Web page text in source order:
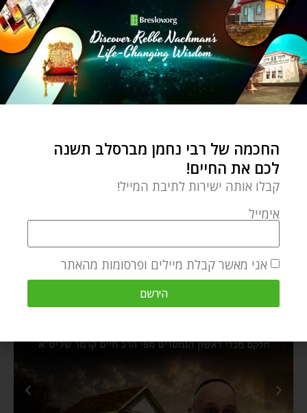
החכמה של רבי נחמן מברסלב תשנה
לכם את החיים!
קבלו אותה ישירות לתיבת המייל!
אימייל
אני מאשר קבלת מיילים ופרסומות מהאתר
הירשם